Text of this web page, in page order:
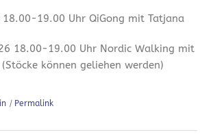
19.00 Uhr QiGong mit Tatjana
18.00-19.00 Uhr Nordic Walking mit
können geliehen werden)
| Permalink